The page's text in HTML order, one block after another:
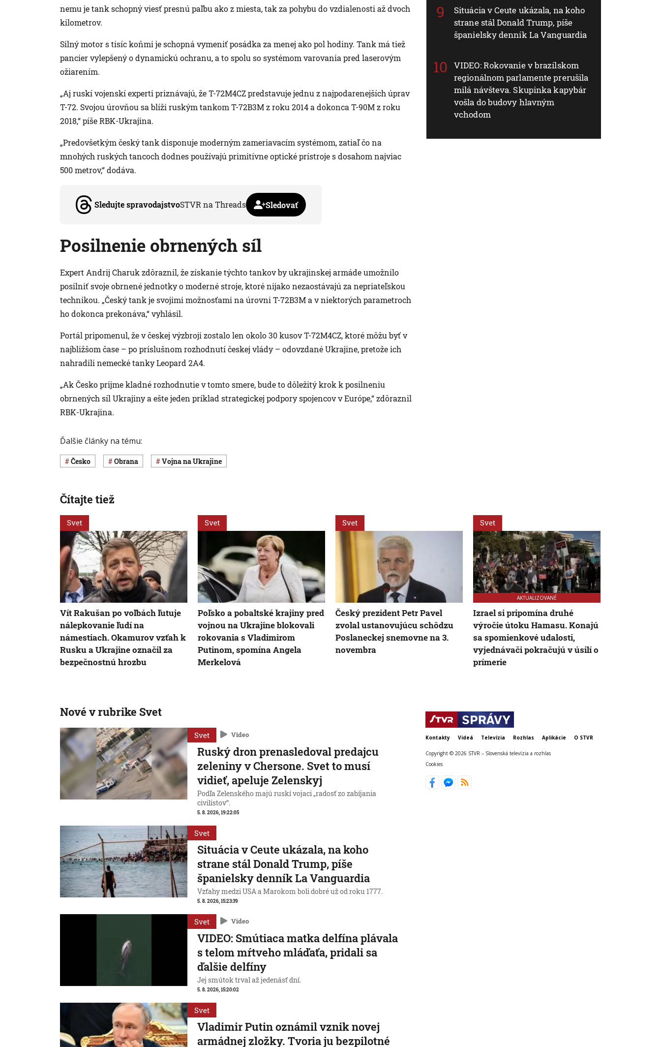
nemu je tank schopný viesť presnú paľbu ako z miesta, tak za pohybu do vzdialenosti až dvoch
kilometrov.
Silný motor s tisíc koňmi je schopná vymeniť posádka za menej ako pol hodiny. Tank má tiež
pancier vylepšený o dynamickú ochranu, a to spolu so systémom varovania pred laserovým
ožiarením.
„Aj ruskí vojenskí experti priznávajú, že T-72M4CZ predstavuje jednu z najpodarenejších úprav
T-72. Svojou úrovňou sa blíži ruským tankom T-72B3M z roku 2014 a dokonca T-90M z roku
2018,“ píše RBK-Ukrajina.
„Predovšetkým český tank disponuje moderným zameriavacím systémom, zatiaľ čo na
mnohých ruských tancoch dodnes používajú primitívne optické prístroje s dosahom najviac
500 metrov,“ dodáva.
Sledujte spravodajstvoSTVR na Threads Sledovať
Posilnenie obrnených síl
Expert Andrij Charuk zdôraznil, že získanie týchto tankov by ukrajinskej armáde umožnilo
posilniť svoje obrnené jednotky o moderné stroje, ktoré nijako nezaostávajú za nepriateľskou
technikou. „Český tank je svojimi možnosťami na úrovni T-72B3M a v niektorých parametroch
ho dokonca prekonáva,“ vyhlásil.
Portál pripomenul, že v českej výzbroji zostalo len okolo 30 kusov T-72M4CZ, ktoré môžu byť v
najbližšom čase – po príslušnom rozhodnutí českej vlády – odovzdané Ukrajine, pretože ich
nahradili nemecké tanky Leopard 2A4.
„Ak Česko prijme kladné rozhodnutie v tomto smere, bude to dôležitý krok k posilneniu
obrnených síl Ukrajiny a ešte jeden príklad strategickej podpory spojencov v Európe,“ zdôraznil
RBK-Ukrajina.
Ďalšie články na tému:
Česko obrana vojna na Ukrajine
Situácia v Ceute ukázala, na koho
strane stál Donald Trump, píše
španielsky denník La Vanguardia
VIDEO: Rokovanie v brazílskom
regionálnom parlamente prerušila
milá návšteva. Skupinka kapybár
vošla do budovy hlavným
vchodom
Čítajte tiež
Svet
Vít Rakušan po voľbách ľutuje
nálepkovanie ľudí na
námestiach. Okamurov vzťah k
Rusku a Ukrajine označil za
bezpečnostnú hrozbu
Svet
Poľsko a pobaltské krajiny pred
vojnou na Ukrajine blokovali
rokovania s Vladimirom
Putinom, spomína Angela
Merkelová
Svet
Český prezident Petr Pavel
zvolal ustanovujúcu schôdzu
Poslaneckej snemovne na 3.
novembra
Svet
AKTUALIZOVANÉ
Izrael si pripomína druhé
výročie útoku Hamasu. Konajú
sa spomienkové udalosti,
vyjednávači pokračujú v úsilí o
prímerie
Nové v rubrike Svet
Svet Video
Ruský dron prenasledoval predajcu
zeleniny v Chersone. Svet to musí
vidieť, apeluje Zelenskyj
Podľa Zelenského majú ruskí vojaci „radosť zo zabíjania
civilistov“.
5. 8. 2026, 19:22:05
Svet
Situácia v Ceute ukázala, na koho
strane stál Donald Trump, píše
španielsky denník La Vanguardia
Vzťahy medzi USA a Marokom boli dobré už od roku 1777.
5. 8. 2026, 15:23:39
Svet Video
VIDEO: Smútiaca matka delfína plávala
s telom mŕtveho mláďaťa, pridali sa
ďalšie delfíny
Jej smútok trval až jedenásť dní.
5. 8. 2026, 15:20:02
Svet
Vladimir Putin oznámil vznik novej
armádnej zložky. Tvoria ju bezpilotné
Kontakty Videá Televízia Rozhlas Aplikácie O STVR
Copyright © 2026 STVR – Slovenská televízia a rozhlas
Cookies